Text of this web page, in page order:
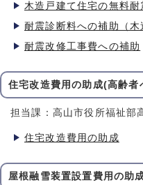
木造戸建て住宅の無料耐
耐震診断料への補助（木
耐震改修工事費への補助
住宅改造費用の助成(高齢者
担当課：高山市役所福祉部
住宅改造費用の助成
屋根融雪装置設置費用の助